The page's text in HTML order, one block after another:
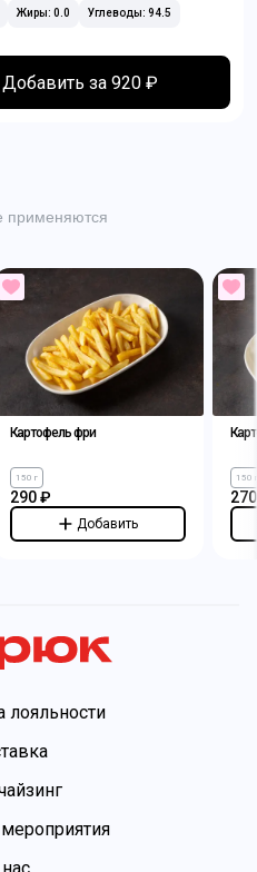
Жиры: 0.0 Углеводы: 94.5
Добавить за 920 ₽
применяются
Картофель фри
150 г
290 ₽
Добавить
150 г
лояльности